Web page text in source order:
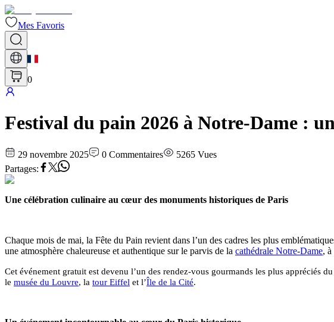
Mes Favoris
0
Festival du pain 2026 à Notre-Dame :
29 novembre 2025 0 Commentaires 5265 Vues
Partages:
Une célébration culinaire au cœur des monuments historiques de Paris
Chaque mois de mai, la Fête du Pain revient dans l’un des cadres les plus
une atmosphère chaleureuse et authentique sur le parvis de la cathédrale Notre-Dame,
Cet événement gratuit est devenu l’un des rendez-vous gourmands les plus appréciés
le musée du Louvre, la tour Eiffel et l’Île de la Cité.